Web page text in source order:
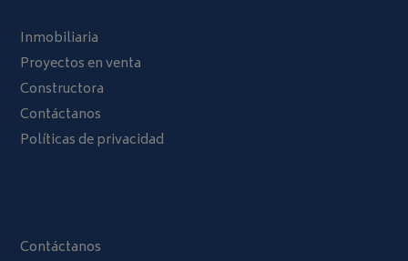
Inmobiliaria
Proyectos en venta
Constructora
Contáctanos
Políticas de privacidad
Contáctanos